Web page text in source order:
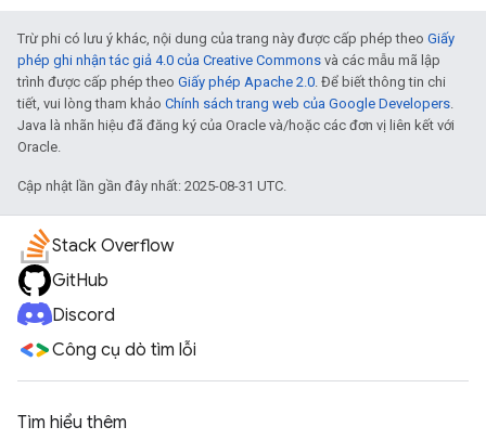
Trừ phi có lưu ý khác, nội dung của trang này được cấp phép theo Giấy
phép ghi nhận tác giả 4.0 của Creative Commons và các mẫu mã lập
trình được cấp phép theo Giấy phép Apache 2.0. Để biết thông tin chi
tiết, vui lòng tham khảo Chính sách trang web của Google Developers.
Java là nhãn hiệu đã đăng ký của Oracle và/hoặc các đơn vị liên kết với
Oracle.
Cập nhật lần gần đây nhất: 2025-08-31 UTC.
Stack Overflow
GitHub
Discord
Công cụ dò tìm lỗi
Tìm hiểu thêm